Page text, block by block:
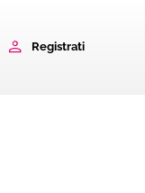
Registrati